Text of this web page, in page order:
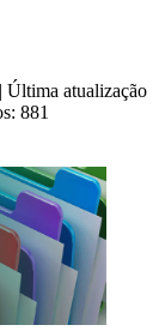
| Última atualização
881